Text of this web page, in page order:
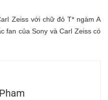
Zeiss với chữ đỏ T* ngàm A
fan của Sony và Carl Zeiss có